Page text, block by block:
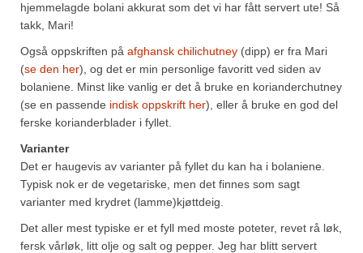
Selleriblader
Smaken av skog
Tapaskrydder
Tomatflak
Om oss
Kontakt oss
hjemmelagde bolani akkurat som det vi har fått servert ute! Så
takk, Mari!
Også oppskriften på afghansk chilichutney (dipp) er fra Mari
(se den her), og det er min personlige favoritt ved siden av
bolaniene. Minst like vanlig er det å bruke en korianderchutney
(se en passende indisk oppskrift her), eller å bruke en god del
ferske korianderblader i fyllet.
Varianter
Det er haugevis av varianter på fyllet du kan ha i bolaniene.
Typisk nok er de vegetariske, men det finnes som sagt
varianter med krydret (lamme)kjøttdeig.
Det aller mest typiske er et fyll med moste poteter, revet rå løk,
fersk vårløk, litt olje og salt og pepper. Jeg har blitt servert